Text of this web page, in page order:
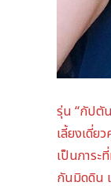
รุ่น “กัปตั
เลี้ยงเดี่ย
เป็นภาระ
กันมิดดิน